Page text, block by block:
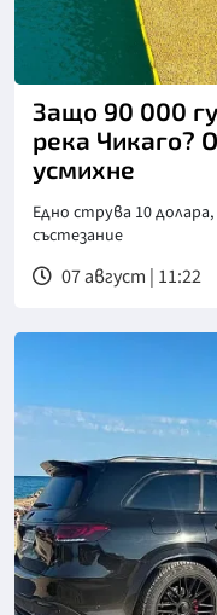
Защо 90 000
река Чикаго?
усмихне
Едно струва 10
състезание
07 август | 11:22